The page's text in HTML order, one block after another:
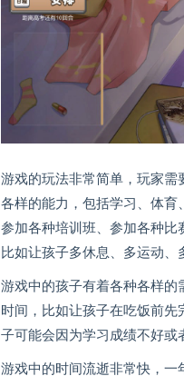
游戏的玩法非常简单，玩家需
各样的能力，包括学习、体育
参加各种培训班、参加各种比
比如让孩子多休息、多运动、
游戏中的孩子有着各种各样的
时间，比如让孩子在吃饭前
子可能会因为学习成绩不好或
游戏中的时间流逝非常快，一